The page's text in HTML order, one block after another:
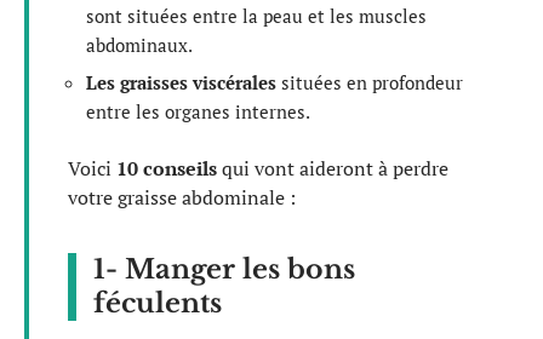
sont situées entre la peau et les muscles
abdominaux.
Les graisses viscérales situées en profondeur
entre les organes internes.
Voici 10 conseilsqui vont aideront à perdre
votre graisse abdominale :
1- Manger les bons
féculents